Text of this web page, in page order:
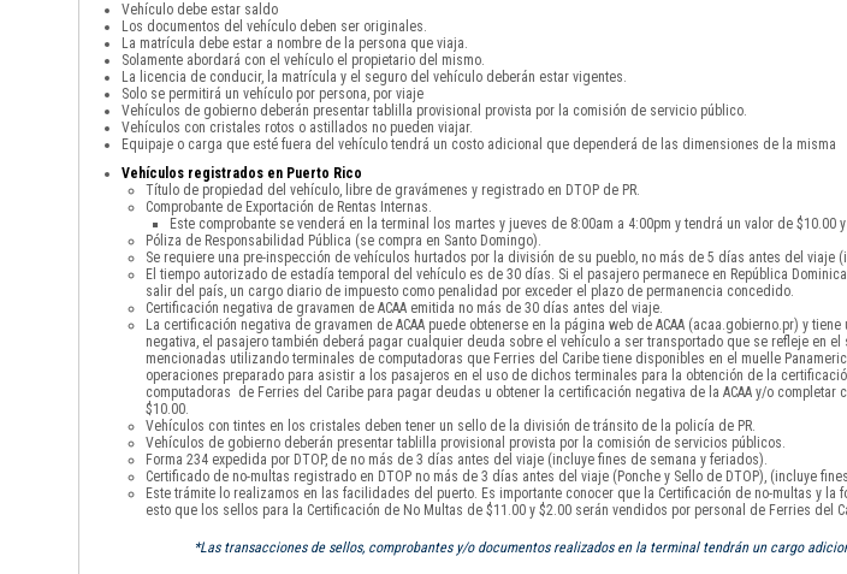
Vehículo debe estar saldo
Los documentos del vehículo deben ser originales.
La matrícula debe estar a nombre de la persona que viaja.
Solamente abordará con el vehículo el propietario del mismo.
La licencia de conducir, la matrícula y el seguro del vehículo deberán estar vigentes.
Solo se permitirá un vehículo por persona, por viaje
Vehículos de gobierno deberán presentar tablilla provisional provista por la comisión de servicio público.
Vehículos con cristales rotos o astillados no pueden viajar.
Equipaje o carga que esté fuera del vehículo tendrá un costo adicional que dependerá de las dimensiones de la misma
Vehículos registrados en Puerto Rico
Título de propiedad del vehículo, libre de gravámenes y registrado en DTOP de PR.
Comprobante de Exportación de Rentas Internas.
Este comprobante se venderá en la terminal los martes y jueves de 8:00am a 4:00pm y tendrá un valor de $10.00
Póliza de Responsabilidad Pública (se compra en Santo Domingo).
Se requiere una pre-inspección de vehículos hurtados por la división de su pueblo, no más de 5 días antes del viaje
El tiempo autorizado de estadía temporal del vehículo es de 30 días. Si el pasajero permanece en República
salir del país, un cargo diario de impuesto como penalidad por exceder el plazo de permanencia concedido.
Certificación negativa de gravamen de ACAA emitida no más de 30 días antes del viaje.
La certificación negativa de gravamen de ACAA puede obtenerse en la página web de ACAA (acaa.gobierno.pr) y
negativa, el pasajero también deberá pagar cualquier deuda sobre el vehículo a ser transportado que se refleje en
mencionadas utilizando terminales de computadoras que Ferries del Caribe tiene disponibles en el muelle
operaciones preparado para asistir a los pasajeros en el uso de dichos terminales para la obtención de la
computadoras de Ferries del Caribe para pagar deudas u obtener la certificación negativa de la ACAA y/o
$10.00.
Vehículos con tintes en los cristales deben tener un sello de la división de tránsito de la policía de PR.
Vehículos de gobierno deberán presentar tablilla provisional provista por la comisión de servicios públicos.
Forma 234 expedida por DTOP, de no más de 3 días antes del viaje (incluye fines de semana y feriados).
Certificado de no-multas registrado en DTOP no más de 3 días antes del viaje (Ponche y Sello de DTOP), (incluye
Este trámite lo realizamos en las facilidades del puerto. Es importante conocer que la Certificación de no-multas y
esto que los sellos para la Certificación de No Multas de $11.00 y $2.00 serán vendidos por personal de Ferries del
*Las transacciones de sellos, comprobantes y/o documentos realizados en la terminal tendrán un cargo